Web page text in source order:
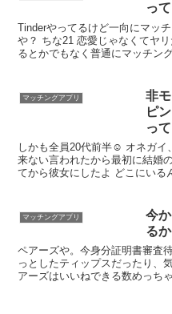
っ
Tinderやってるけど一向にマッ
や？ ちな21 恋愛じゃなくてヤ
るとかでもなく普通にマッチン
マッチングアプリ
非
ピ
っ
た
しかも全員20代前半☺ オネガイ
来ない言われたから最初に結婚
てから彼女にしたよ どこにいる
マッチングアプリ
今
る
ペアーズや。今身分証明書審査
っとしたティップスだったり、
アーズはいいねできる数めっち